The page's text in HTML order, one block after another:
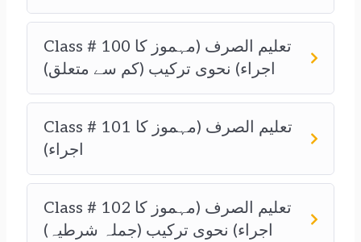
Class # 100 تعلیم الصرف (مہموز کا
اجراء) نحوی ترکیب (کم سے متعلق)
Class # 101 تعلیم الصرف (مہموز کا
اجراء)
Class # 102 تعلیم الصرف (مہموز کا
اجراء) نحوی ترکیب (جملہ شرطیہ)